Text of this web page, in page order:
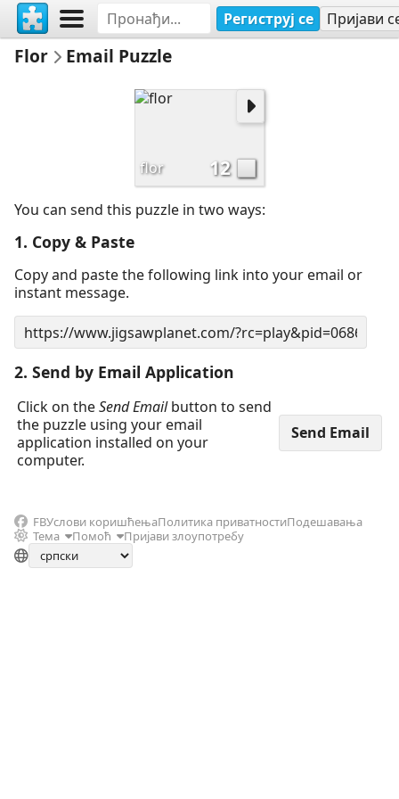
Региструј се Пријави
Flor Email Puzzle
flor 12
You can send this puzzle in two ways:
1. Copy & Paste
Copy and paste the following link into your email or
instant message.
2. Send by Email Application
Click on theSend Emailbutton to send
the puzzle using your email
application installed on your
computer.
FBУслови коришћењаПолитика приватностиПодешавања
Тема
Помоћ Пријави злоупотребу